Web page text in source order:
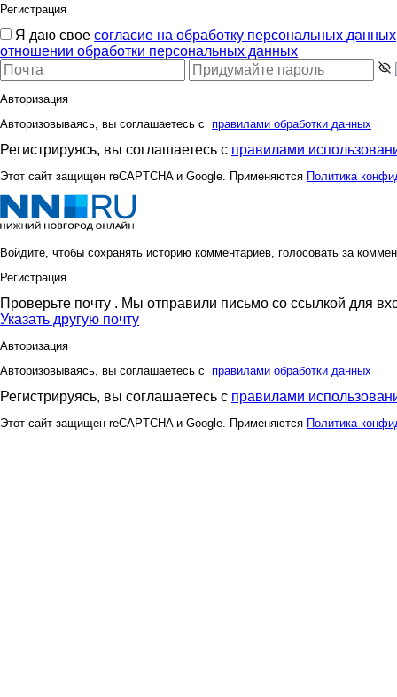
Регистрация
Я даю свое согласие на обработку персональных данных
отношении обработки персональных данных
Авторизация
Авторизовываясь, вы соглашаетесь с правилами обработки данных
Регистрируясь, вы соглашаетесь с правилами
Этот сайт защищен reCAPTCHA и Google. Применяются Политика
Войдите, чтобы сохранять историю комментариев, голосовать за
Регистрация
Проверьте почту . Мы отправили письмо со ссылкой для
Указать другую почту
Авторизация
Авторизовываясь, вы соглашаетесь с правилами обработки данных
Регистрируясь, вы соглашаетесь с правилами
Этот сайт защищен reCAPTCHA и Google. Применяются Политика